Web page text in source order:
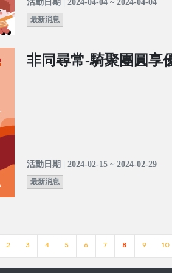
活動日期 | 2024-04-04 ~ 2024-04-04
最新消息
非同尋常-騎聚團圓享
活動日期 | 2024-02-15 ~ 2024-02-29
最新消息
2 3 4 5 6 7 8 9 10